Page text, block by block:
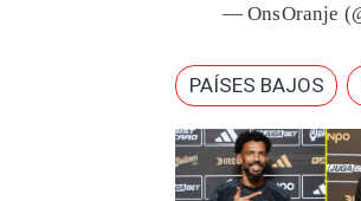
— OnsOranje
PAÍSES BAJOS